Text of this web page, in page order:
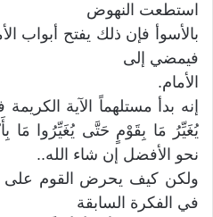
استطعت النهوض
بالأسوأ فإن ذلك يفتح أبواب
فيمضي إلى
الأمام.
إنه بدأ مستلهماً الآية
يُغَيِّرُ مَا بِقَوْمٍ حَتَّى يُغَيِّرُوا مَا
نحو الأفضل إن شاء الله..
ولكن كيف يحرض القوم على
في الفكرة السابقة